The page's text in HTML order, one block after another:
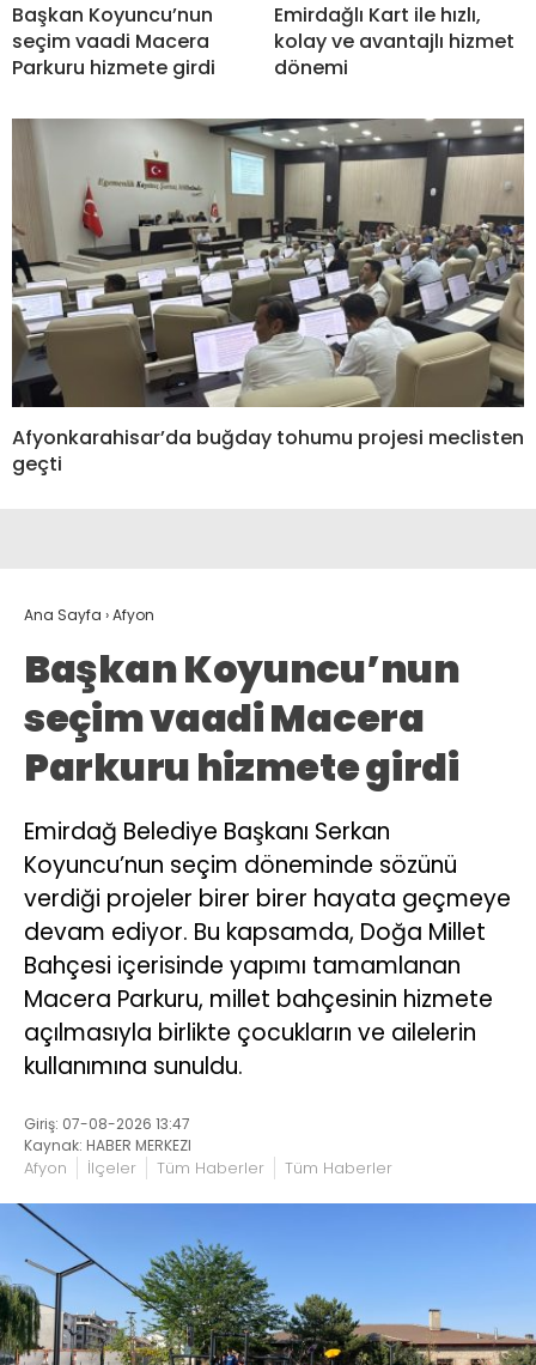
Başkan Koyuncu’nun
seçim vaadi Macera
Parkuru hizmete girdi
Emirdağlı Kart ile hızlı,
kolay ve avantajlı hizmet
dönemi
Afyonkarahisar’da buğday tohumu projesi meclisten
geçti
Ana Sayfa ›Afyon
Başkan Koyuncu’nun
seçim vaadi Macera
Parkuru hizmete girdi
Emirdağ Belediye Başkanı Serkan
Koyuncu’nun seçim döneminde sözünü
verdiği projeler birer birer hayata geçmeye
devam ediyor. Bu kapsamda, Doğa Millet
Bahçesi içerisinde yapımı tamamlanan
Macera Parkuru, millet bahçesinin hizmete
açılmasıyla birlikte çocukların ve ailelerin
kullanımına sunuldu.
Giriş: 07-08-2026 13:47
Kaynak: HABER MERKEZI
Afyon İlçeler Tüm Haberler Tüm Haberler